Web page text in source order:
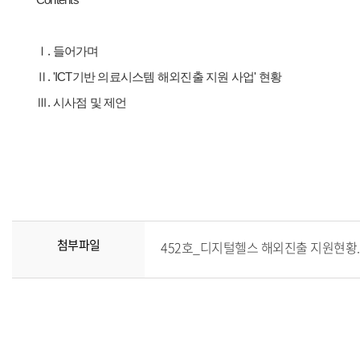
Ⅰ. 들어가며
Ⅱ. 'ICT기반 의료시스템 해외진출 지원 사업' 현황
Ⅲ. 시사점 및 제언
첨부파일 452호_디지털헬스 해외진출 지원현